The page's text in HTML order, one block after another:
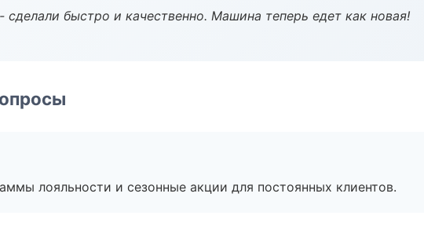
сделали быстро и качественно. Машина теперь едет как новая!
лояльности и сезонные акции для постоянных клиентов.